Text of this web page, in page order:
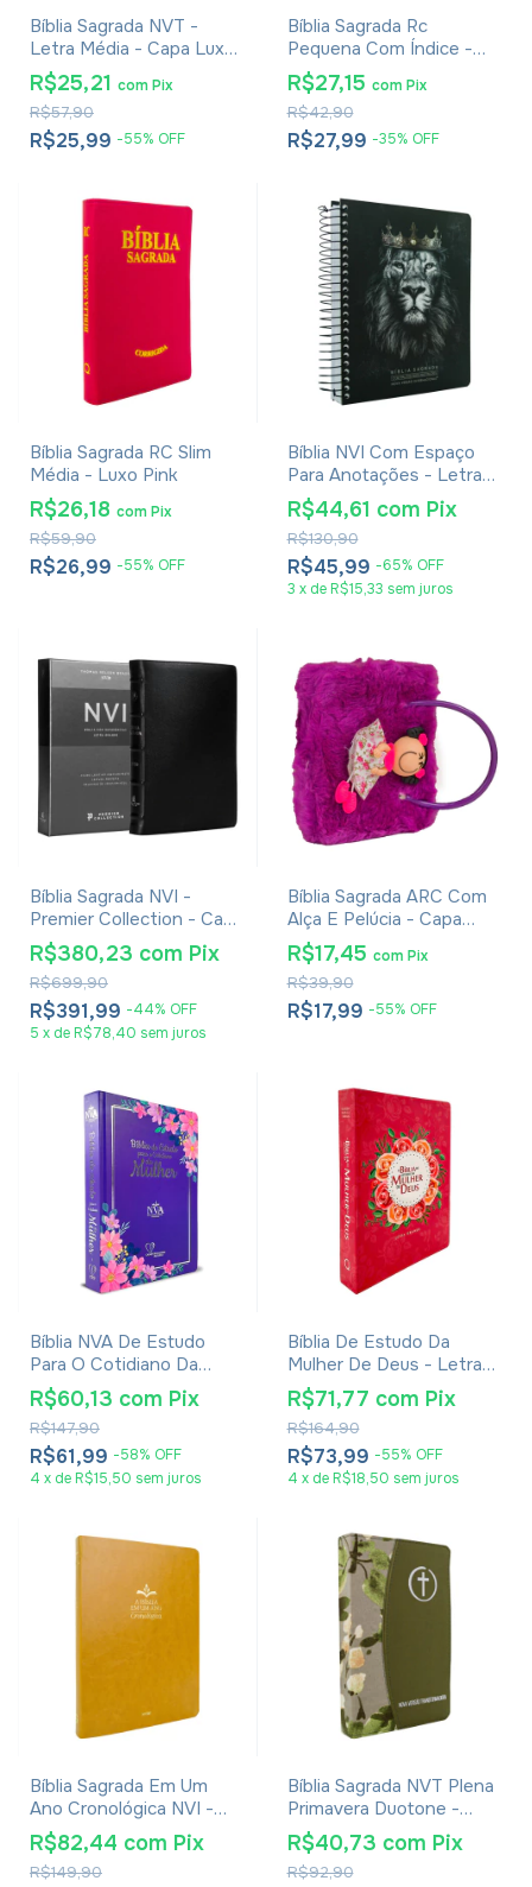
Bíblia Sagrada NVT -
Letra Média - Capa Luxo
Cruz Marrom
R$25,99 -55% OFF
R$57,90
R$25,21 comPix
Bíblia Sagrada Rc
Pequena Com Índice -
Capa Luxo Marrom
R$27,99 -35% OFF
R$42,90
R$27,15 com Pix
Bíblia Sagrada RC Slim
Média - Luxo Pink
R$26,99 -55% OFF
R$59,90
R$26,18 comPix
Bíblia NVI Com Espaço
Para Anotações - Letra
Média - Capa Espiral Rei
Dos Reis
R$45,99 -65% OFF
R$130,90
R$44,61 com Pix
3 x de R$15,33 sem juros
Bíblia Sagrada NVI -
Premier Collection - Capa
Couro Luxo Preta
R$391,99 -44% OFF
R$699,90
R$380,23 com Pix
5 x de R$78,40 sem juros
Bíblia Sagrada ARC Com
Alça E Pelúcia - Capa
Roxa
R$17,99 -55% OFF
R$39,90
R$17,45 com Pix
Bíblia NVA De Estudo
Para O Cotidiano Da
Mulher - Capa Dura Lilás
R$61,99 -58% OFF
R$147,90
R$60,13 com Pix
4 x de R$15,50 sem juros
Bíblia De Estudo Da
Mulher De Deus - Letra
Grande - Capa Dura Pink
R$73,99 -55% OFF
R$164,90
R$71,77 com Pix
4 x de R$18,50 sem juros
Bíblia Sagrada Em Um
Ano Cronológica NVI -
Capa Luxo Caramelo
R$149,90
R$82,44 com Pix
Bíblia Sagrada NVT Plena
Primavera Duotone -
Capa Luxo Tecido Verde
Cruz Branca
R$92,90
R$40,73 com Pix